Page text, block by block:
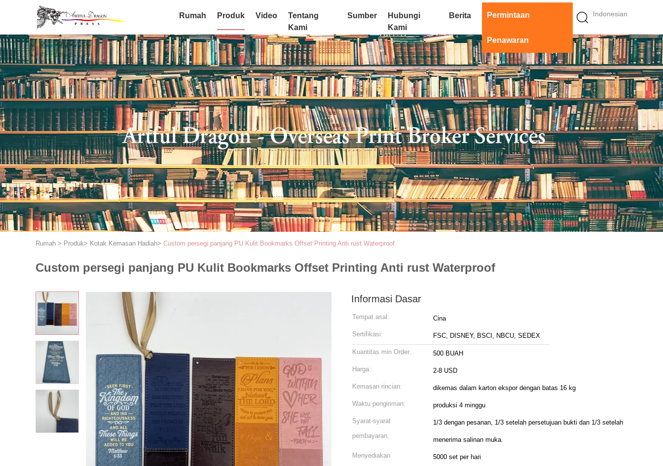
Indonesian
Rumah Produk Video
Tentang
Kami
Sumber
Hubungi
Kami
Berita Permintaan
Penawaran
Rumah > Produk> Kotak Kemasan Hadiah> Custom persegi panjang PU Kulit Bookmarks Offset Printing Anti rust Waterproof
Custom persegi panjang PU Kulit Bookmarks Offset Printing Anti rust Waterproof
Informasi Dasar
Tempat asal: Cina
Sertifikasi: FSC, DISNEY, BSCI, NBCU, SEDEX
Kuantitas min Order: 500 BUAH
Harga: 2-8 USD
Kemasan rincian: dikemas dalam karton ekspor dengan batas 16 kg
Waktu pengiriman: produksi 4 minggu
Syarat-syarat
pembayaran:
1/3 dengan pesanan, 1/3 setelah persetujuan bukti dan 1/3 setelah
menerima salinan muka.
Menyediakan
5000 set per hari